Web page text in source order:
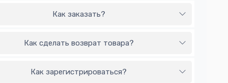
Как заказать?
Как сделать возврат товара?
Как зарегистрироваться?